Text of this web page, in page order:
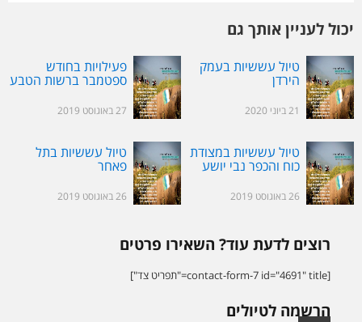
יכול לעניין אותך גם
טיול עששיות בעמק
הירדן
21 ביוני 2020
פעילויות בחודש
ספטמבר ברשות הטבע
27 באוגוסט 2019
טיול עששיות במצודת
כוח והכפר נבי יושע
26 באוגוסט 2019
טיול עששיות בתל
פאחר
26 באוגוסט 2019
רוצים לדעת עוד? השאירו פרטים
[contact-form-7 id="4691" title="תפריט צד"]
הרשמה לטיולים